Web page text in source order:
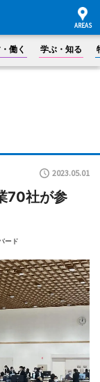
働く 学ぶ・知る
2023.05.01
70社が参
ード